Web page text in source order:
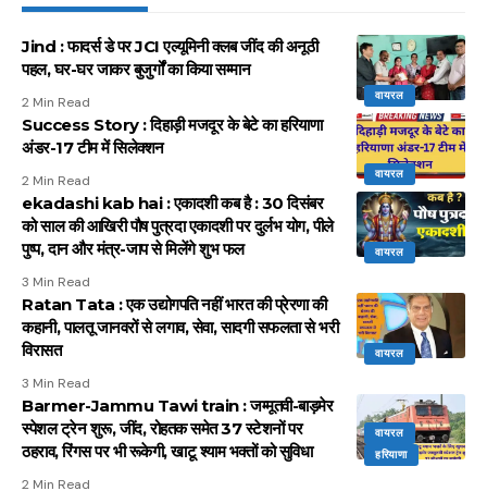
वायरल
Jind : फादर्स डे पर JCI एल्यूमिनी क्लब जींद की अनूठी
पहल, घर-घर जाकर बुजुर्गों का किया सम्मान
2 Min Read
वायरल
Success Story : दिहाड़ी मजदूर के बेटे का हरियाणा
अंडर-17 टीम में सिलेक्शन
2 Min Read
वायरल
ekadashi kab hai : एकादशी कब है : 30 दिसंबर
को साल की आखिरी पौष पुत्रदा एकादशी पर दुर्लभ योग, पीले
पुष्प, दान और मंत्र-जाप से मिलेंगे शुभ फल
3 Min Read
वायरल
Ratan Tata : एक उद्योगपति नहीं भारत की प्रेरणा की
कहानी, पालतू जानवरों से लगाव, सेवा, सादगी सफलता से भरी
विरासत
3 Min Read
वायरल
हरियाणा
Barmer-Jammu Tawi train : जम्मूतवी-बाड़मेर
स्पेशल ट्रेन शुरू, जींद, रोहतक समेत 37 स्टेशनों पर
ठहराव, रिंगस पर भी रूकेगी, खाटू श्याम भक्तों को सुविधा
2 Min Read